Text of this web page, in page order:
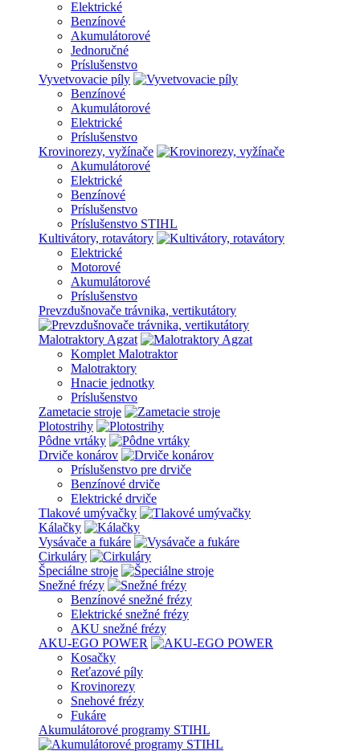
Elektrické
Benzínové
Akumulátorové
Jednoručné
Príslušenstvo
Vyvetvovacie píly
Benzínové
Akumulátorové
Elektrické
Príslušenstvo
Krovinorezy, vyžínače
Akumulátorové
Elektrické
Benzínové
Príslušenstvo
Príslušenstvo STIHL
Kultivátory, rotavátory
Elektrické
Motorové
Akumulátorové
Príslušenstvo
Prevzdušnovače trávnika, vertikutátory
Malotraktory Agzat
Komplet Malotraktor
Malotraktory
Hnacie jednotky
Príslušenstvo
Zametacie stroje
Plotostrihy
Pôdne vrtáky
Drviče konárov
Príslušenstvo pre drviče
Benzínové drviče
Elektrické drviče
Tlakové umývačky
Kálačky
Vysávače a fukáre
Cirkuláry
Špeciálne stroje
Snežné frézy
Benzínové snežné frézy
Elektrické snežné frézy
AKU snežné frézy
AKU-EGO POWER
Kosačky
Reťazové píly
Krovinorezy
Snehové frézy
Fukáre
Akumulátorové programy STIHL